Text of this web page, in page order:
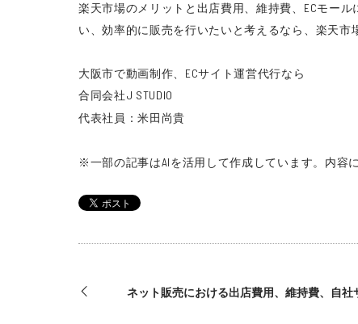
楽天市場のメリットと出店費用、維持費、ECモー
い、効率的に販売を行いたいと考えるなら、楽天市
大阪市で動画制作、ECサイト運営代行なら
合同会社J STUDIO
代表社員：米田尚貴
※一部の記事はAIを活用して作成しています。 内容
ネット販売における出店費用、維持費、自社